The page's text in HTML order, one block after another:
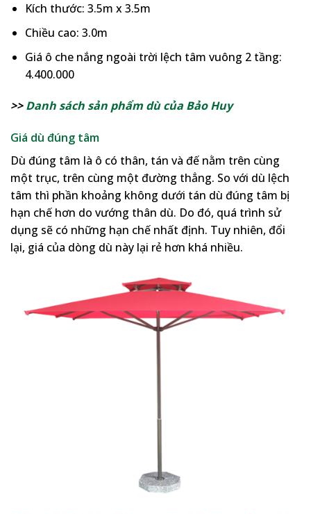
Kích thước: 3.5m x 3.5m
Chiều cao: 3.0m
Giá ô che nắng ngoài trời lệch tâm vuông 2 tầng:
4.400.000
>>Danh sách sản phẩm dù của Bảo Huy
Giá dù đúng tâm
Dù đúng tâm là ô có thân, tán và đế nằm trên cùng
một trục, trên cùng một đường thẳng. So với dù lệch
tâm thì phần khoảng không dưới tán dù đúng tâm bị
hạn chế hơn do vướng thân dù. Do đó, quá trình sử
dụng sẽ có những hạn chế nhất định. Tuy nhiên, đổi
lại, giá của dòng dù này lại rẻ hơn khá nhiều.